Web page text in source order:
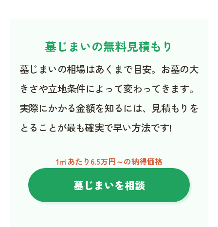
墓じまいの無料見積もり
墓じまいの相場はあくまで目安。お墓の大
きさや立地条件によって変わってきます。
実際にかかる金額を知るには、見積もりを
とることが最も確実で早い方法です!
1㎡あたり6.5万円～の納得価格
墓じまいを相談